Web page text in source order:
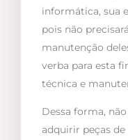
informática, sua
pois não
manutenção
verba para esta
técnica e
Dessa forma,
adquirir peças